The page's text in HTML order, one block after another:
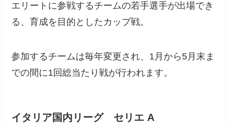
エリートに参戦するチームの若手選手が出場でき
る、育成を目的としたカップ戦。
参加するチームは毎年変更され、1月から5月末ま
での間に1回総当たり戦が行われます。
イタリア国内リーグ セリエ A